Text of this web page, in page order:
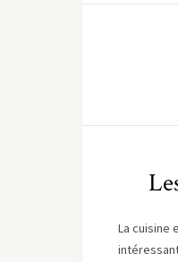
La cuisine